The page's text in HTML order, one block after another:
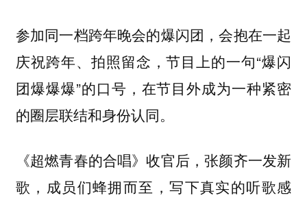
参加同一档跨年晚会的爆闪团，会抱在一起
庆祝跨年、拍照留念，节目上的一句“爆闪
团爆爆爆”的口号，在节目外成为一种紧密
的圈层联结和身份认同。
《超燃青春的合唱》收官后，张颜齐一发新
歌，成员们蜂拥而至，写下真实的听歌感